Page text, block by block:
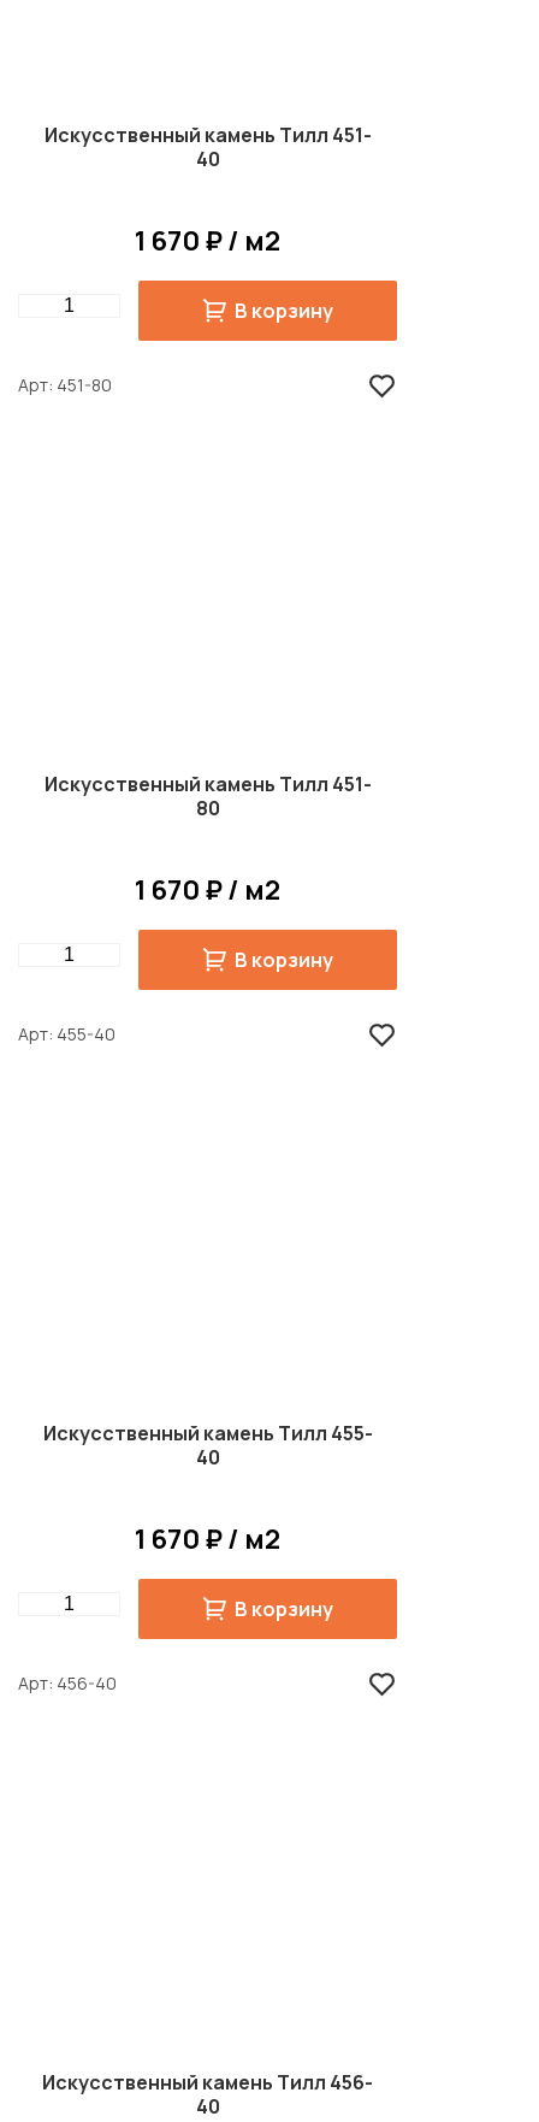
Искусственный камень Тилл 451-
40
1 670 ₽ / м2
Quantity В корзину
Арт 451-80
Искусственный камень Тилл 451-
80
1 670 ₽ / м2
Quantity В корзину
Арт 455-40
Искусственный камень Тилл 455-
40
1 670 ₽ / м2
Quantity В корзину
Арт 456-40
Искусственный камень Тилл 456-
40